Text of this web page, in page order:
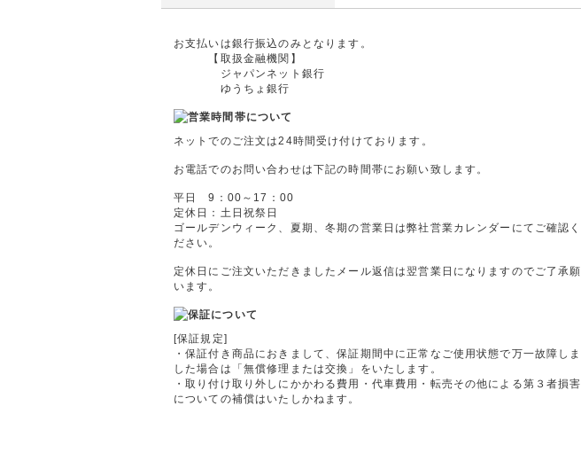
お支払いは銀行振込のみとなります。
【取扱金融機関】
ジャパンネット銀行
ゆうちょ銀行
ネットでのご注文は24時間受け付けております。
お電話でのお問い合わせは下記の時間帯にお願い致します。
平日 9：00～17：00
定休日：土日祝祭日
ゴールデンウィーク、夏期、冬期の営業日は弊社営業カレンダーにてご確認く
ださい。
定休日にご注文いただきましたメール返信は翌営業日になりますのでご了承願
います。
[保証規定]
・保証付き商品におきまして、保証期間中に正常なご使用状態で万一故障しま
した場合は「無償修理または交換」をいたします。
・取り付け取り外しにかかわる費用・代車費用・転売その他による第３者損害
についての補償はいたしかねます。